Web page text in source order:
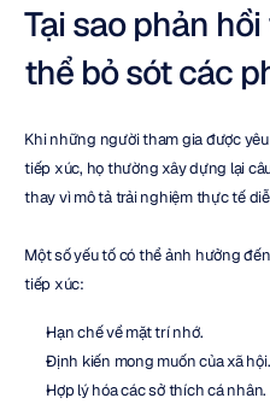
Tại sao phản
thể bỏ sót các
Khi những người tham gia được
tiếp xúc, họ thường xây dựng lại
thay vì mô tả trải nghiệm thực tế
Một số yếu tố có thể ảnh hưởng
tiếp xúc:
Hạn chế về mặt trí nhớ.
Định kiến mong muốn của xã hội.
Hợp lý hóa các sở thích cá nhân.